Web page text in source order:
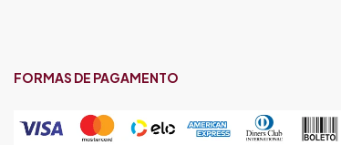
FORMAS DE PAGAMENTO